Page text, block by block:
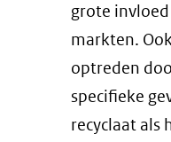
grote
markten.
optreden
specifieke
recyclaat als